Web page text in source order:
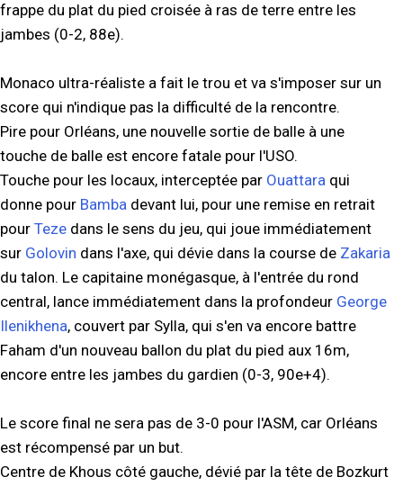
frappe du plat du pied croisée à ras de terre entre les
jambes (0-2, 88e).
Monaco ultra-réaliste a fait le trou et va s'imposer sur un
score qui n'indique pas la difficulté de la rencontre.
Pire pour Orléans, une nouvelle sortie de balle à une
touche de balle est encore fatale pour l'USO.
Touche pour les locaux, interceptée par Ouattara qui
donne pour Bamba devant lui, pour une remise en retrait
pour Teze dans le sens du jeu, qui joue immédiatement
sur Golovin dans l'axe, qui dévie dans la course de Zakaria
du talon. Le capitaine monégasque, à l'entrée du rond
central, lance immédiatement dans la profondeur George
Ilenikhena, couvert par Sylla, qui s'en va encore battre
Faham d'un nouveau ballon du plat du pied aux 16m,
encore entre les jambes du gardien (0-3, 90e+4).
Le score final ne sera pas de 3-0 pour l'ASM, car Orléans
est récompensé par un but.
Centre de Khous côté gauche, dévié par la tête de Bozkurt